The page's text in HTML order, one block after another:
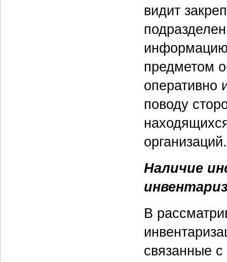
видит
информацию
предметом
оперативно
поводу
организаций.
Наличие
В
связанные